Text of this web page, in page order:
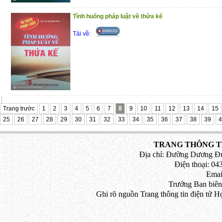
Trân trọng giới thiệu đến bạn đọc!
(4/11/2020)
Tình huống pháp luật về thừa kế
Tải về:
Trang trước 1 2 3 4 5 6 7 8 9 10 11 12 13 14
15
25
26 27 28 29 30 31 32 33 34 35 36 37 38 39
TRANG THÔNG
Địa chỉ: Đường Dương
Điện thoại:
Trưởng Ban
Ghi rõ nguồn Trang thông tin điện tử